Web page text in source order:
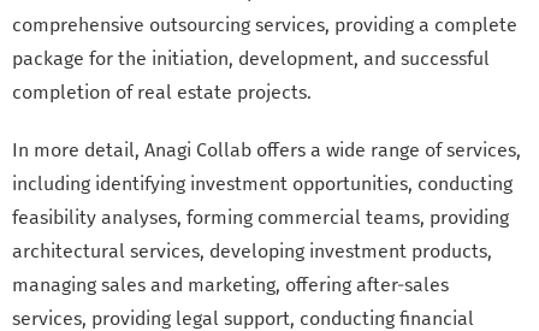
comprehensive outsourcing services, providing a complete
package for the initiation, development, and successful
completion of real estate projects.
In more detail, Anagi Collab offers a wide range of services,
including identifying investment opportunities, conducting
feasibility analyses, forming commercial teams, providing
architectural services, developing investment products,
managing sales and marketing, offering after-sales
services, providing legal support, conducting financial